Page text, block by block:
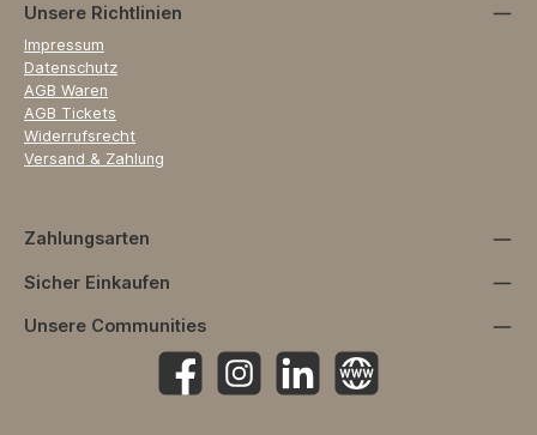
Unsere Richtlinien
Impressum
Datenschutz
AGB Waren
AGB Tickets
Widerrufsrecht
Versand & Zahlung
Zahlungsarten
Sicher Einkaufen
Unsere Communities
Facebook Instagramhttps://www.linkedin.com/
Website